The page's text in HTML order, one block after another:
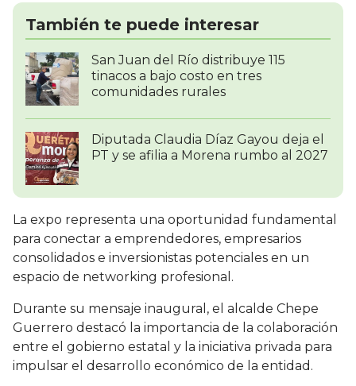
También te puede interesar
San Juan del Río distribuye 115
tinacos a bajo costo en tres
comunidades rurales
Diputada Claudia Díaz Gayou deja el
PT y se afilia a Morena rumbo al 2027
La expo representa una oportunidad fundamental
para conectar a emprendedores, empresarios
consolidados e inversionistas potenciales en un
espacio de networking profesional.
Durante su mensaje inaugural, el alcalde Chepe
Guerrero destacó la importancia de la colaboración
entre el gobierno estatal y la iniciativa privada para
impulsar el desarrollo económico de la entidad.